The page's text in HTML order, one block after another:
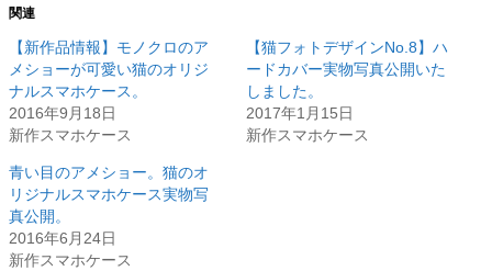
関連
【新作品情報】モノクロのア
メショーが可愛い猫のオリジ
ナルスマホケース。
2016年9月18日
新作スマホケース
【猫フォトデザインNo.8】ハ
ードカバー実物写真公開いた
しました。
2017年1月15日
新作スマホケース
青い目のアメショー。猫のオ
リジナルスマホケース実物写
真公開。
2016年6月24日
新作スマホケース